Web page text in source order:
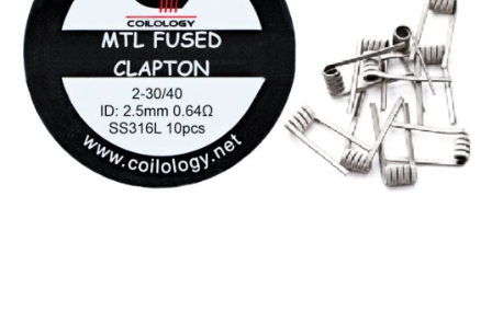
ATOMIZÉRY A CARTRIDGE
DIY
BATERIE A NABÍJEČKY